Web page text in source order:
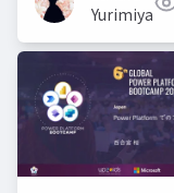
Yurimiya